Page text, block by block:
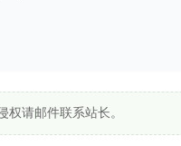
请邮件联系站长。